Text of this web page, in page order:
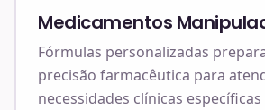
Medicamentos
Fórmulas personalizadas
precisão farmacêutica para
necessidades clínicas específicas